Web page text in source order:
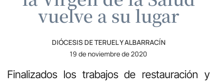
vuelve a su lugar
DIÓCESIS DE TERUEL Y ALBARRACÍN
19 de noviembre de 2020
Finalizados los trabajos de restauración y